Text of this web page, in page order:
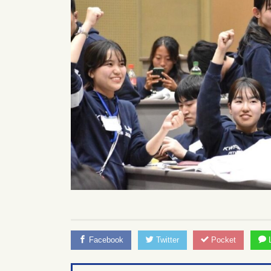
Facebook Twitter Pocket